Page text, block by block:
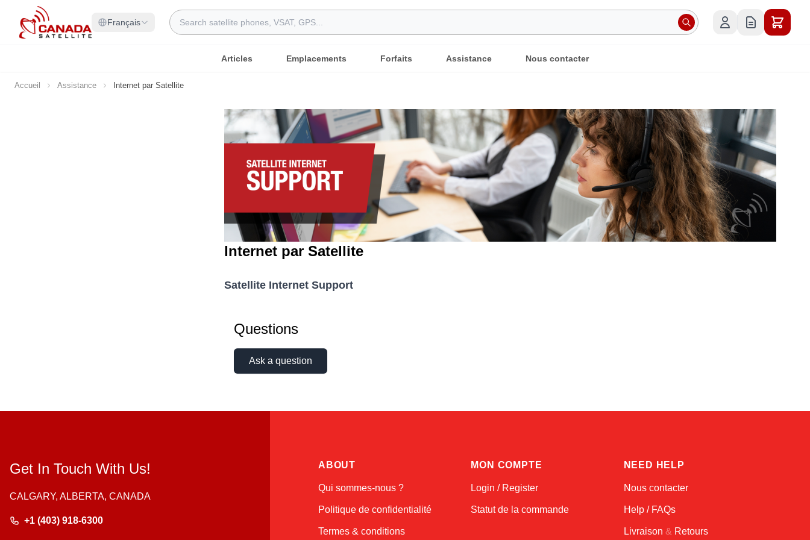
Allez au contenu
Français
Rechercher
Articles Emplacements Forfaits Assistance Nous contacter
Accueil Assistance Internet par Satellite
Internet par Satellite
Satellite Internet Support
Questions
Ask a question
Get In Touch With Us!
CALGARY, ALBERTA, CANADA
+1 (403) 918-6300
ABOUT
Qui sommes-nous ?
Politique de confidentialité
Termes & conditions
MON COMPTE
Login / Register
Statut de la commande
NEED HELP
Nous contacter
Help / FAQs
Livraison & Retours